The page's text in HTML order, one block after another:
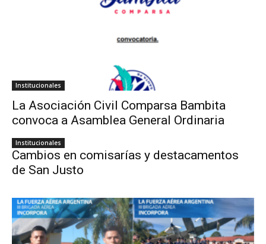
Institucionales
La Asociación Civil Comparsa Bambita
convoca a Asamblea General Ordinaria
Institucionales
Cambios en comisarías y destacamentos
de San Justo